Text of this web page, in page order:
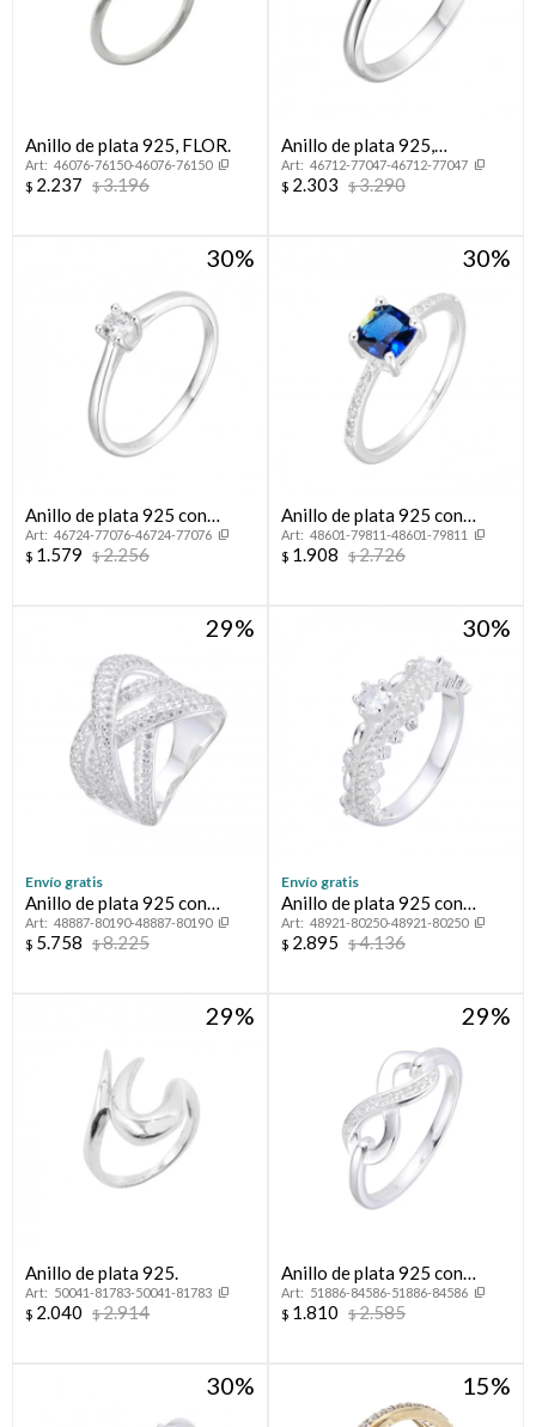
Anillo de plata 925, FLOR.
46076-76150-46076-76150
$ 2.237 $3.196
Anillo de plata 925,
CINTILLO.
46712-77047-46712-77047
$ 2.303 $3.290
30
Anillo de plata 925 con
circonia, CINTILLO.
46724-77076-46724-77076
$ 1.579 $2.256
30
Anillo de plata 925 con
circonias.
48601-79811-48601-79811
$ 1.908 $2.726
29
Envío gratis
Anillo de plata 925 con
circonias, TRENZA.
48887-80190-48887-80190
$ 5.758 $8.225
30
Envío gratis
Anillo de plata 925 con
circonias.
48921-80250-48921-80250
$ 2.895 $4.136
29
Anillo de plata 925.
50041-81783-50041-81783
$ 2.040 $2.914
29
Anillo de plata 925 con
circonias, INFINITO.
51886-84586-51886-84586
$ 1.810 $2.585
30 15